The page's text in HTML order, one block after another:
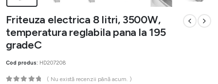
Friteuza electrica 8 litri, 3500W,
temperatura reglabila pana la 195
gradeC
Cod produs: HD207208
( Nu există recenzii până acum. )